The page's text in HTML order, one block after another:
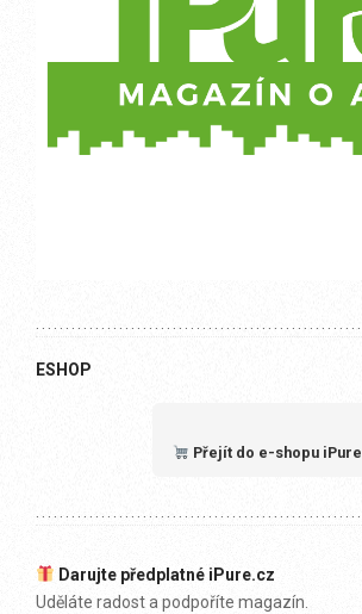
ESHOP
Přejít do e-shopu iPure
Darujte předplatné iPure.cz
Uděláte radost a podpoříte magazín.